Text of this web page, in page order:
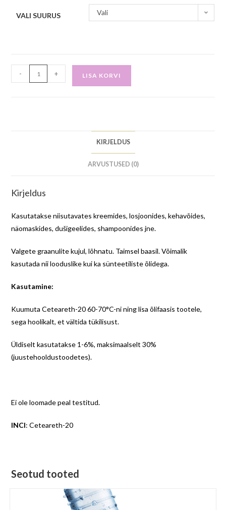
VALI SUURUS Vali
- + LISA KORVI
KIRJELDUS
ARVUSTUSED (0)
Kirjeldus
Kasutatakse niisutavates kreemides, losjoonides, kehavõides,
näomaskides, dušigeelides, shampoonides jne.
Valgete graanulite kujul, lõhnatu. Taimsel baasil. Võimalik
kasutada nii looduslike kui ka sünteetiliste õlidega.
Kasutamine:
Kuumuta Ceteareth-20 60-70°C-ni ning lisa õlifaasis tootele,
sega hoolikalt, et vältida tükilisust.
Üldiselt kasutatakse 1-6%, maksimaalselt 30%
(juustehooldustoodetes).
Ei ole loomade peal testitud.
INCI: Ceteareth-20
Seotud tooted